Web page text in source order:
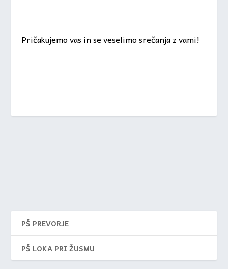
Pričakujemo vas in se veselimo srečanja z vami!
PŠ PREVORJE
PŠ LOKA PRI ŽUSMU